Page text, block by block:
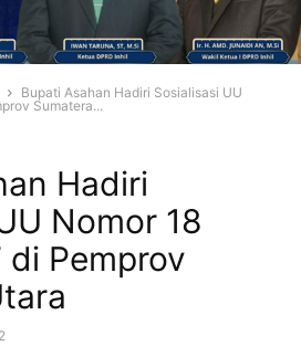
Bupati Asahan Hadiri Sosialisasi UU
Sumatera...
Hadiri
Nomor 18
di Pemprov